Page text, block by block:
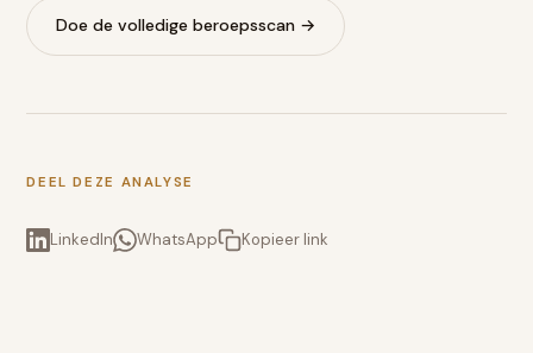
Doe de volledige beroepsscan →
DEEL DEZE ANALYSE
LinkedIn WhatsApp Kopieer link